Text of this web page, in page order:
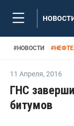
#НОВОСТИ #
11 Апреля, 2016
ГНС
битумов